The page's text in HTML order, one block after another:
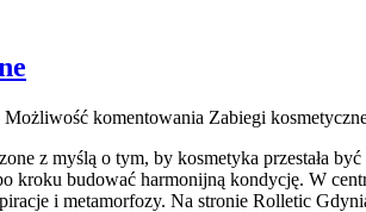
Możliwość komentowania Zabiegi
z myślą o tym, by kosmetyka przestała
kroku budować harmonijną kondycję. W
i metamorfozy. Na stronie Rolletic